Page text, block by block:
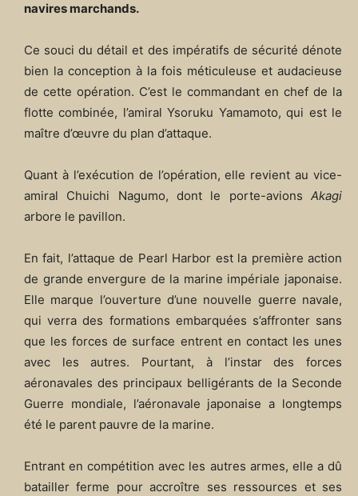
navires marchands.
Ce souci du détail et des impératifs de sécurité dénote
bien la conception à la fois méticuleuse et audacieuse
de cette opération. C’est le commandant en chef de la
flotte combinée, l’amiral Ysoruku Yamamoto, qui est le
maître d’œuvre du plan d’attaque.
Quant à l’exécution de l’opération, elle revient au vice-
amiral Chuichi Nagumo, dont le porte-avions Akagi
arbore le pavillon.
En fait, l’attaque de Pearl Harbor est la première action
de grande envergure de la marine impériale japonaise.
Elle marque l’ouverture d’une nouvelle guerre navale,
qui verra des formations embarquées s’affronter sans
que les forces de surface entrent en contact les unes
avec les autres. Pourtant, à l’instar des forces
aéronavales des principaux belligérants de la Seconde
Guerre mondiale, l’aéronavale japonaise a longtemps
été le parent pauvre de la marine.
Entrant en compétition avec les autres armes, elle a dû
batailler ferme pour accroître ses ressources et ses